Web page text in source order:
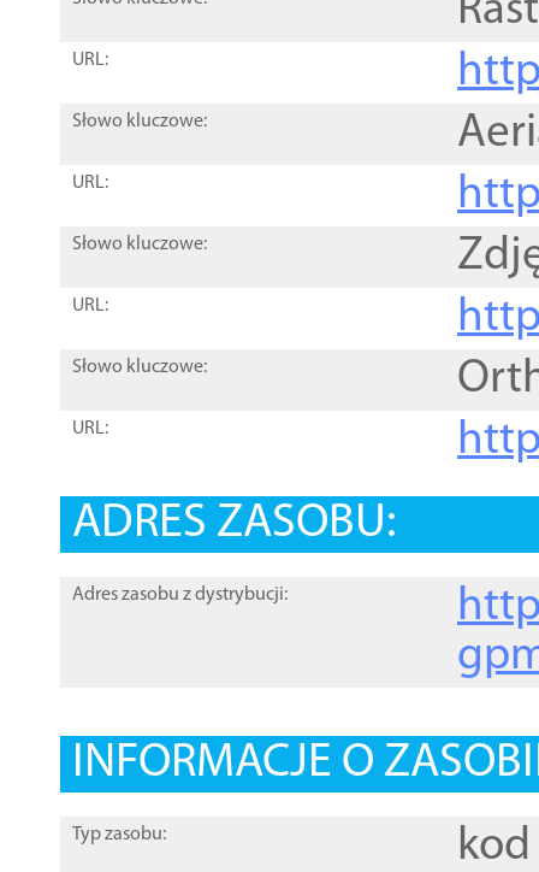
URL:
Słowo kluczowe:
URL:
Słowo kluczowe:
URL:
Słowo kluczowe:
URL:
ADRES ZASOBU:
Adres zasobu z dystrybucji:
INFORMACJE O
Typ zasobu: kod